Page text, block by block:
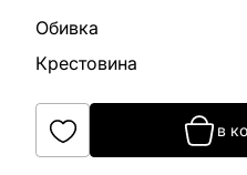
Обивка
Крестовина
в